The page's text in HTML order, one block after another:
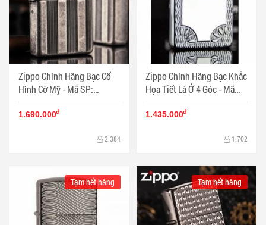
Zippo Chính Hãng Bạc Cổ
Hình Cờ Mỹ - Mã SP:
ZPC1299
1.690.000đ
2.384
Zippo Chính Hãng Bạc Khắc
Họa Tiết Lá Ở 4 Góc - Mã
SP: ZPC1298
1.435.000đ
1.702
Tạm hết hàng Tạm hết hàng